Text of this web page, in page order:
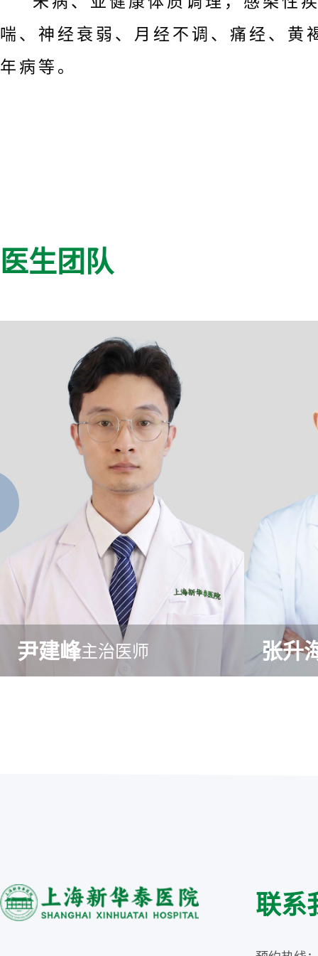
喘、神经衰弱、月经不调、痛经、
年病等。
医生团队
尹建峰主治医师 张升
联系